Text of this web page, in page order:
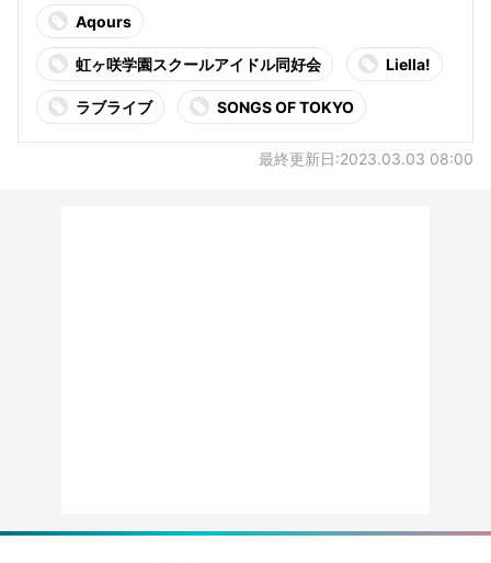
Aqours
虹ヶ咲学園スクールアイドル同好会 Liella!
ラブライブ SONGS OF TOKYO
最終更新日:2023.03.03 08:00